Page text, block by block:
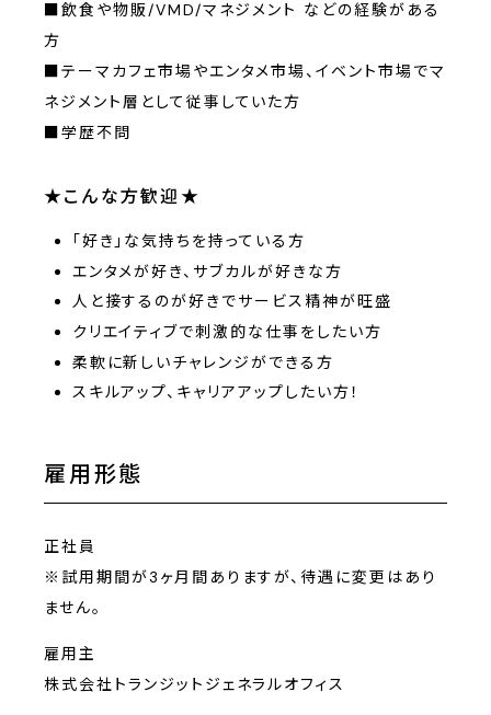
■飲食や物販/VMD/マネジメント などの経験がある
方
■テーマカフェ市場やエンタメ市場、イベント市場でマ
ネジメント層として従事していた方
■学歴不問
★こんな方歓迎★
「好き」な気持ちを持っている方
エンタメが好き、サブカルが好きな方
人と接するのが好きでサービス精神が旺盛
クリエイティブで刺激的な仕事をしたい方
柔軟に新しいチャレンジができる方
スキルアップ、キャリアアップしたい方！
雇用形態
正社員
※試用期間が3ヶ月間ありますが、待遇に変更はあり
ません。
雇用主
株式会社トランジットジェネラルオフィス